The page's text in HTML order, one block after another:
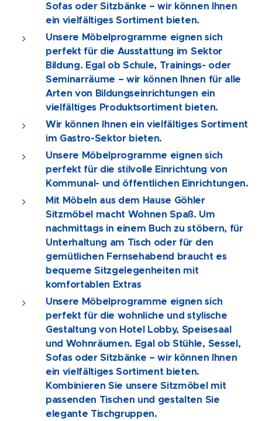
Sofas oder Sitzbänke – wir können Ihnen
ein vielfältiges Sortiment bieten.
Unsere Möbelprogramme eignen sich
perfekt für die Ausstattung im Sektor
Bildung. Egal ob Schule, Trainings- oder
Seminarräume – wir können Ihnen für alle
Arten von Bildungseinrichtungen ein
vielfältiges Produktsortiment bieten.
Wir können Ihnen ein vielfältiges Sortiment
im Gastro-Sektor bieten.
Unsere Möbelprogramme eignen sich
perfekt für die stilvolle Einrichtung von
Kommunal- und öffentlichen Einrichtungen.
Mit Möbeln aus dem Hause Göhler
Sitzmöbel macht Wohnen Spaß. Um
nachmittags in einem Buch zu stöbern, für
Unterhaltung am Tisch oder für den
gemütlichen Fernsehabend braucht es
bequeme Sitzgelegenheiten mit
komfortablen Extras
Unsere Möbelprogramme eignen sich
perfekt für die wohnliche und stylische
Gestaltung von Hotel Lobby, Speisesaal
und Wohnräumen. Egal ob Stühle, Sessel,
Sofas oder Sitzbänke – wir können Ihnen
ein vielfältiges Sortiment bieten.
Kombinieren Sie unsere Sitzmöbel mit
passenden Tischen und gestalten Sie
elegante Tischgruppen.